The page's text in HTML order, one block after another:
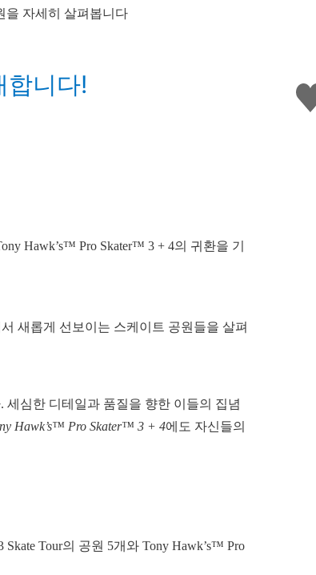
좋
아
합니다!
Hawk’s™ Pro Skater™ 3 + 4의 귀환을 기
새롭게 선보이는 스케이트 공원들을 살펴
세심한 디테일과 품질을 향한 이들의 집념
Hawk’s™ Pro Skater™ 3 + 4에도 자신들의
Tour의 공원 5개와 Tony Hawk’s™ Pro